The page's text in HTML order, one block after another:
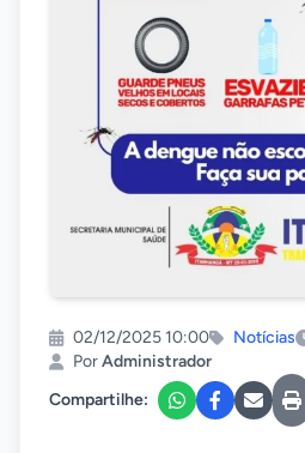
02/12/2025 10:00 Notícias
PorAdministrador
Compartilhe: